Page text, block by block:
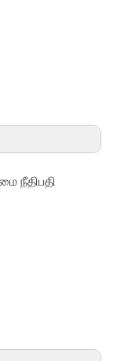
நீதிபதி